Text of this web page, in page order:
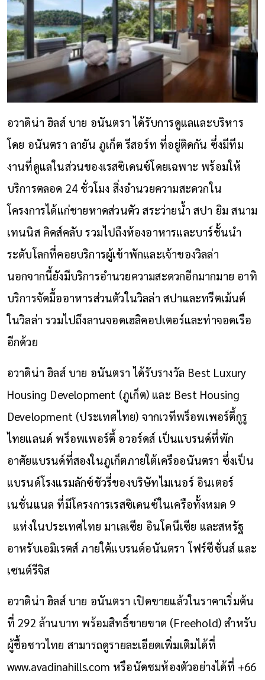
อวาดิน่า ฮิลส์ บาย อนันตรา ได้รับการดูแลและบริหาร
โดย อนันตรา ลายัน ภูเก็ต รีสอร์ท ที่อยู่ติดกัน ซึ่งมีทีม
งานที่ดูแลในส่วนของเรสซิเดนซ์โดยเฉพาะ พร้อมให้
บริการตลอด 24 ชั่วโมง สิ่งอำนวยความสะดวกใน
โครงการได้แก่ชายหาดส่วนตัว สระว่ายน้ำ สปา ยิม สนาม
เทนนิส คิดส์คลับ รวมไปถึงห้องอาหารและบาร์ชั้นนำ
ระดับโลกที่คอยบริการผู้เข้าพักและเจ้าของวิลล่า
นอกจากนี้ยังมีบริการอำนวยความสะดวกอีกมากมาย อาทิ
บริการจัดมื้ออาหารส่วนตัวในวิลล่า สปาและทรีตเม้นต์
ในวิลล่า รวมไปถึงลานจอดเฮลิคอปเตอร์และท่าจอดเรือ
อีกด้วย
อวาดิน่า ฮิลส์ บาย อนันตรา ได้รับรางวัล Best Luxury
Housing Development (ภูเก็ต) และ Best Housing
Development (ประเทศไทย) จากเวทีพร็อพเพอร์ตี้กูรู
ไทยแลนด์ พร็อพเพอร์ตี้ อวอร์ดส์ เป็นแบรนด์ที่พัก
อาศัยแบรนด์ที่สองในภูเก็ตภายใต้เครืออนันตรา ซึ่งเป็น
แบรนด์โรงแรมลักซ์ชัวรี่ของบริษัทไมเนอร์ อินเตอร์
เนชั่นแนล ที่มีโครงการเรสซิเดนซ์ในเครือทั้งหมด 9
แห่งในประเทศไทย มาเลเซีย อินโดนีเซีย และสหรัฐ
อาหรับเอมิเรตส์ ภายใต้แบรนด์อนันตรา โฟร์ซีซั่นส์ และ
เซนต์รีจิส
อวาดิน่า ฮิลส์ บาย อนันตรา เปิดขายแล้วในราคาเริ่มต้น
ที่ 292 ล้านบาท พร้อมสิทธิ์ขายขาด (Freehold) สำหรับ
ผู้ชื้อชาวไทย สามารถดูรายละเอียดเพิ่มเติมได้ที่
www.avadinahills.com หรือนัดชมห้องตัวอย่างได้ที่ +66